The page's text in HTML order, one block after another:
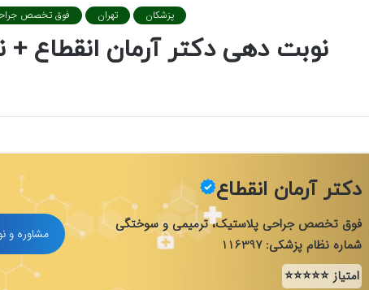
پزشکان تهران فوق تخصص
نوبت دهی دکتر آرمان انقطاع +
دکتر آرمان انقطاع
فوق تخصص جراحی پلاستیک، ترمیمی و سوختگی
شماره نظام پزشکی: 116397
امتیاز ⭐⭐⭐⭐⭐
مشاوره و